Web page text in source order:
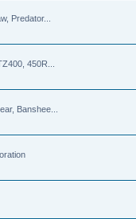
Predator...
450R...
Banshee...